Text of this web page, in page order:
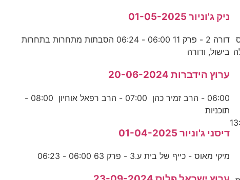
- ה. חיפה - מ. ת''א 13:20
ניק ג'וניור 01-05-2025
דורה 2 - פרק 11 06:00 - 06:24 הסבתות מתחרות בתחרות
בישול, ודורה
ערוץ הידברות 20-06-2024
06:00 - הרב זמיר כהן 07:00 - הרב רפאל אוחיון 08:00 -
תוכניות
דיסני ג'וניור 01-04-2025
מיקי מאוס - כייף של בית ע.3 - פרק 63 06:00 - 06:23